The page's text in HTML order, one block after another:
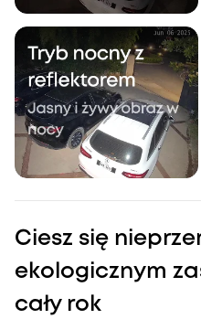
Ciesz się
ekologicznym
cały rok